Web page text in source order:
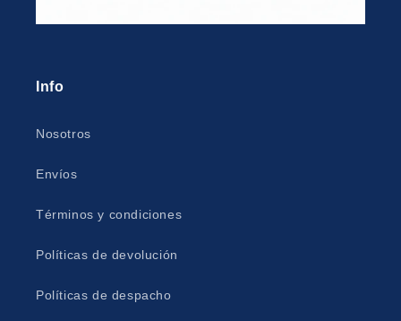
Info
Nosotros
Envíos
Términos y condiciones
Políticas de devolución
Políticas de despacho